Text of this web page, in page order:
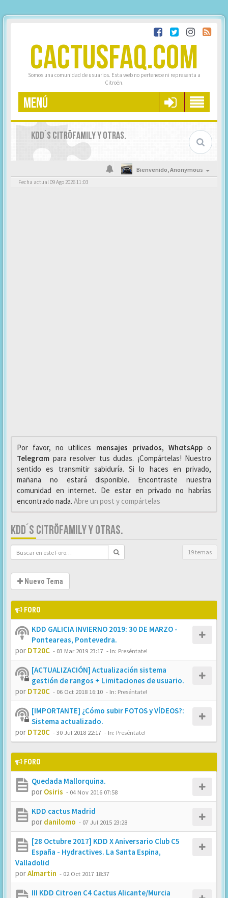
CACTUSFAQ.COM
Somos una comunidad de usuarios. Esta web no pertenece ni representa a
Citroën.
MENÚ
KDD´S CITRÖFAMILY Y OTRAS.
Bienvenido,Anonymous
Fecha actual 09 Ago 2026 11:03
Por favor, no utilices mensajes privados, WhαtsAppo
Telegrαm para resolver tus dudas. ¡Compártelas! Nuestro
sentido es transmitir sabiduría. Si lo haces en privado,
mañana no estará disponible. Encontraste nuestra
comunidad en internet. De estar en privado no habrías
encontrado nada. Abre un post y compártelas
KDD´S CITRÖFAMILY Y OTRAS.
19 temas
Nuevo Tema
FORO
KDD GALICIA INVIERNO 2019: 30 DE MARZO -
Ponteareas, Pontevedra.
por DT20C - 03 Mar 2019 23:17 - In: Preséntate!
[ACTUALIZACIÓN] Actualización sistema
gestión de rangos + Limitaciones de usuario.
por DT20C - 06 Oct 2018 16:10 - In: Preséntate!
[IMPORTANTE] ¿Cómo subir FOTOS y VÍDEOS?:
Sistema actualizado.
por DT20C -30 Jul 2018 22:17 - In: Preséntate!
FORO
Quedada Mallorquina.
por Osiris - 04 Nov 2016 07:58
KDD cactus Madrid
por danilomo - 07 Jul 2015 23:28
[28 Octubre 2017] KDD X Aniversario Club C5
España - Hydractives. La Santa Espina,
Valladolid
porAlmartin - 02 Oct 2017 18:37
III KDD Citroen C4 Cactus Alicante/Murcia